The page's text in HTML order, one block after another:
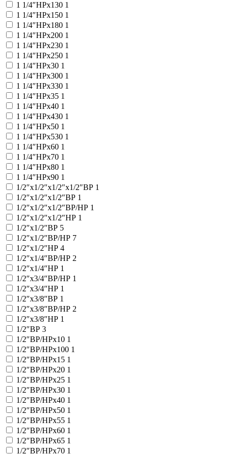
1 1/4″НРx130 1
1 1/4″НРx150 1
1 1/4″НРx180 1
1 1/4″НРx200 1
1 1/4″НРx230 1
1 1/4″НРx250 1
1 1/4″НРx30 1
1 1/4″НРx300 1
1 1/4″НРx330 1
1 1/4″НРx35 1
1 1/4″НРx40 1
1 1/4″НРx430 1
1 1/4″НРx50 1
1 1/4″НРx530 1
1 1/4″НРx60 1
1 1/4″НРx70 1
1 1/4″НРx80 1
1 1/4″НРx90 1
1/2″x1/2″x1/2″x1/2″ВР 1
1/2″x1/2″x1/2″ВР 1
1/2″x1/2″x1/2″ВР/НР 1
1/2″x1/2″x1/2″НР 1
1/2″x1/2″ВР 5
1/2″x1/2″ВР/НР 7
1/2″x1/2″НР 4
1/2″x1/4″ВР/НР 2
1/2″x1/4″НР 1
1/2″x3/4″ВР/НР 1
1/2″x3/4″НР 1
1/2″x3/8″ВР 1
1/2″x3/8″ВР/НР 2
1/2″x3/8″НР 1
1/2″ВР 3
1/2″ВР/НРx10 1
1/2″ВР/НРx100 1
1/2″ВР/НРx15 1
1/2″ВР/НРx20 1
1/2″ВР/НРx25 1
1/2″ВР/НРx30 1
1/2″ВР/НРx40 1
1/2″ВР/НРx50 1
1/2″ВР/НРx55 1
1/2″ВР/НРx60 1
1/2″ВР/НРx65 1
1/2″ВР/НРx70 1